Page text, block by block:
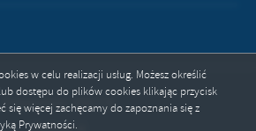
w celu realizacji usług. Możesz określić
dostępu do plików cookies klikając przycisk
się więcej zachęcamy do zapoznania się z
Prywatności.
Odwiedzin: 496276